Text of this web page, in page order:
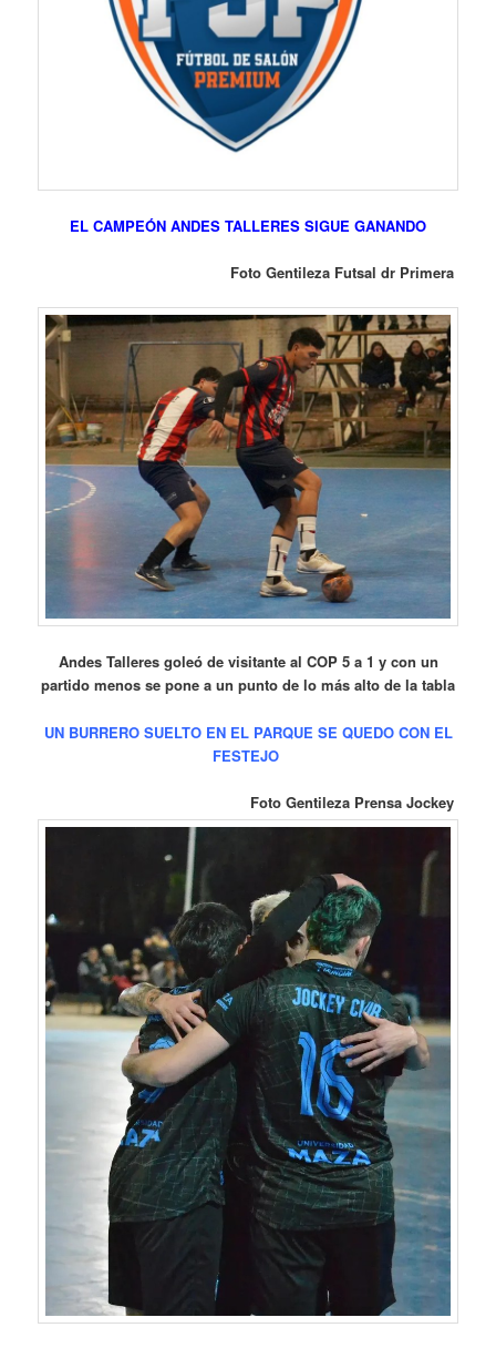
EL CAMPEÓN ANDES TALLERES SIGUE GANANDO
Foto Gentileza Futsal dr Primera
Andes Talleres goleó de visitante al COP 5 a 1 y con un
partido menos se pone a un punto de lo más alto de la tabla
UN BURRERO SUELTO EN EL PARQUE SE QUEDO CON EL
FESTEJO
Foto Gentileza Prensa Jockey